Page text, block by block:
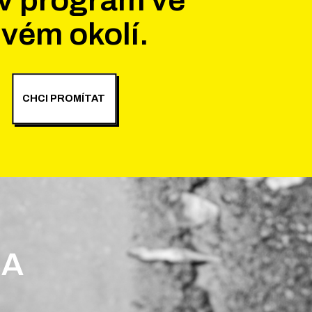
okolí.
CHCI PROMÍTAT